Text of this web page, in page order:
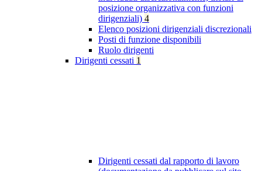
posizione organizzativa con funzioni
dirigenziali) 4
Elenco posizioni dirigenziali discrezionali
Posti di funzione disponibili
Ruolo dirigenti
Dirigenti cessati 1
Dirigenti cessati dal rapporto di lavoro